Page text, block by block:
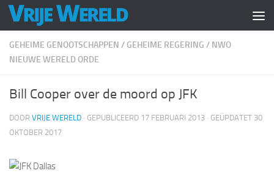
Doorgaan naar inhoud
GEHEIME GENOOTSCHAPPEN / GEHEIME REGERING / NWO
NIEUWE WERELD ORDE
Bill Cooper over de moord op JFK
DOOR VRIJE WERELD · GEPUBLICEERD 17 FEBRUARI 2013 · GEÜPDATET 30
OKTOBER 2017